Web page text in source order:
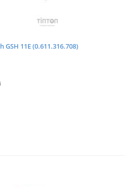
11E (0.611.316.708)